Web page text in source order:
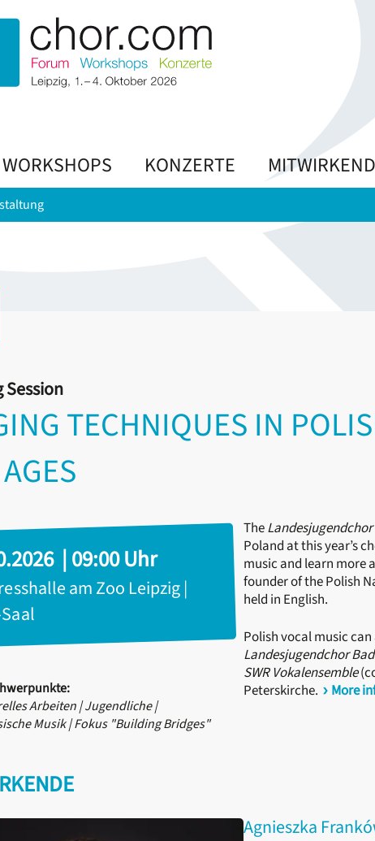
WORKSHOPS KONZERTE
Session
TECHNIQUES IN
| 09:00 Uhr
am Zoo Leipzig |
Arbeiten|Jugendliche|
Musik|Fokus "Building Bridges"
The
Poland at this year’s
music and learn more
founder of the Polish
held in English.
Polish vocal music
Landesjugendchor
SWR Vokalensemble
Peterskirche.
More
Agnieszka